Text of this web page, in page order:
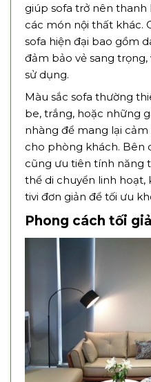
giúp sofa trở nên thanh
các món nội thất khác.
sofa hiện đại bao gồm
đảm bảo vẻ sang
sử dụng.
Màu sắc sofa thường
be, trắng, hoặc những
nhàng để mang lại cảm
cho phòng khách. Bên
cũng ưu tiên tính năng
thể di chuyển linh hoạt,
tivi đơn giản để tối ưu
Phong cách tối